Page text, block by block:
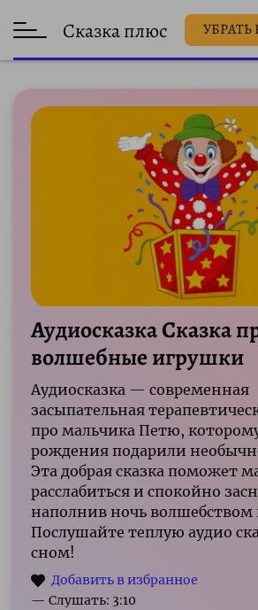
Сказка плюс УБРАТЬ
Аудиосказка Сказка
волшебные игрушки
Аудиосказка — современная
засыпательная
про мальчика Петю,
рождения подарили
Эта добрая сказка поможет
расслабиться и спокойно
наполнив ночь
Послушайте теплую аудио
сном!
— Слушать: 3:10